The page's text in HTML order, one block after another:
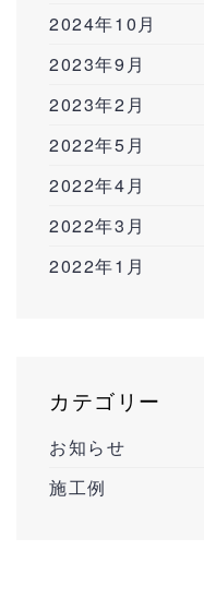
2024年10月
2023年9月
2023年2月
2022年5月
2022年4月
2022年3月
2022年1月
カテゴリー
お知らせ
施工例